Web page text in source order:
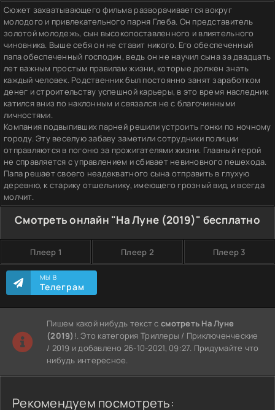
Сюжет захватывающего фильма разворачивается вокруг
молодого и привлекательного парня Глеба. Он представитель
золотой молодежь, сын высокопоставленного и влиятельного
чиновника. Выше себя он не ставит никого. Его обеспеченный
папа обеспеченный господин, ведь он не научил сына за двадцать
лет важным простым правилам жизни, которые должен знать
каждый человек. Родственник был постоянно занят заработком
денег и строительству успешной карьеры, в это время наследник
катился вниз по наклонным и связался не с благочинными
личностями.
Компания подвыпивших парней решили устроить гонки по ночному
городу. Эту веселую забаву заметили сотрудники полиции
отправляются в погоню за прожигателями жизни. Главный герой
не справляется с управлением и сбивает невиновного пешехода.
Папа решает своего неадекватного сына отправить в глухую
деревню, к старику отшельнику, имеющего грозный вид, и всегда
молчит.
Смотреть онлайн "На Луне (2019)" бесплатно
Плеер 1 Плеер 2 Плеер 3
МЫ В
Телеграм
Пишем какой нибудь текст ссмотреть На Луне
(2019) !. Это категория Триллеры / Приключенческие
/ 2019 и добавлено 26-10-2021, 09:27. Придумайте что
нибудь интересное.
Рекомендуем посмотреть: